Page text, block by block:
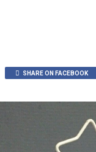
SHARE ON FACEBOOK